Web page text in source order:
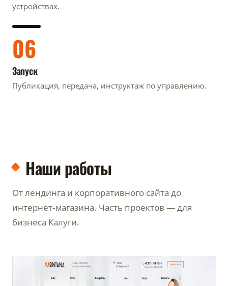
устройствах.
06
Запуск
Публикация, передача, инструктаж по управлению.
Наши работы
От лендинга и корпоративного сайта до
интернет-магазина. Часть проектов — для
бизнеса Калуги.